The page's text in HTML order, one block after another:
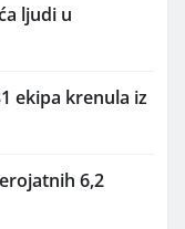
ljudi u
ekipa krenula iz
6,2